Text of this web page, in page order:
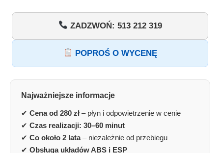
ZADZWOŃ: 513 212 319
POPROŚ O WYCENĘ
Najważniejsze informacje
✔ Cena od 280 zł – płyn i odpowietrzenie w cenie
✔ Czas realizacji: 30–60 minut
✔ Co około 2 lata– niezależnie od przebiegu
✔ Obsługa układów ABS i ESP